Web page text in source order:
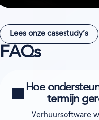
Lees onze casestudy’s
FAQs
Hoe
termijn
Verhuursoftware